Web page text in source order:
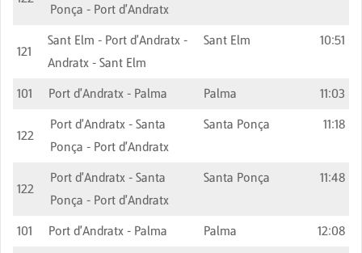
Ponça - Port d'Andratx
121
Sant Elm - Port d'Andratx -
Andratx - Sant Elm
Sant Elm 10:51
101 Port d'Andratx - Palma Palma 11:03
122
Port d'Andratx - Santa
Ponça - Port d'Andratx
Santa Ponça 11:18
122
Port d'Andratx - Santa
Ponça - Port d'Andratx
Santa Ponça 11:48
101 Port d'Andratx - Palma Palma
12:08